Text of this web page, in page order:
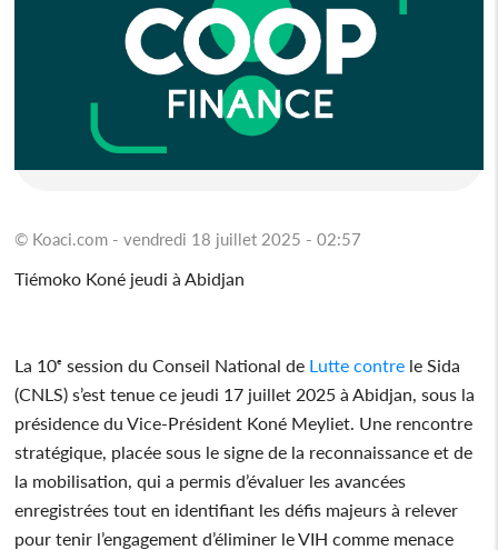
© Koaci.com - vendredi 18 juillet 2025 - 02:57
Tiémoko Koné jeudi à Abidjan
La 10ᵉ session du Conseil National de Lutte contre le Sida
(CNLS) s’est tenue ce jeudi 17 juillet 2025 à Abidjan, sous la
présidence du Vice-Président Koné Meyliet. Une rencontre
stratégique, placée sous le signe de la reconnaissance et de
la mobilisation, qui a permis d’évaluer les avancées
enregistrées tout en identifiant les défis majeurs à relever
pour tenir l’engagement d’éliminer le VIH comme menace